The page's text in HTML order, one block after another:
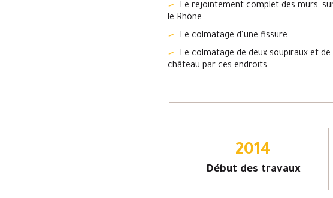
Le rejointement complet des murs,
le Rhône.
Le colmatage d’une fissure.
Le colmatage de deux soupiraux et de
château par ces endroits.
2014
Début des travaux